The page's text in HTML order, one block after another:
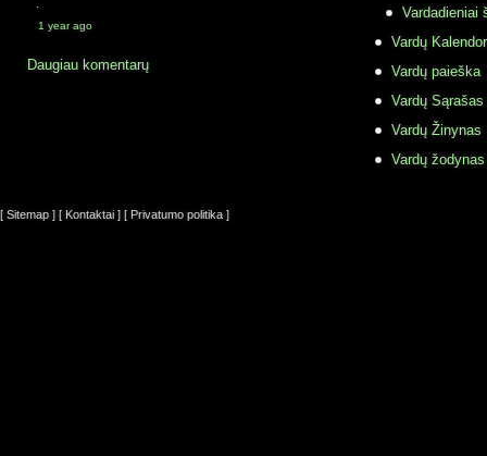
·
1 year ago
Daugiau komentarų
Vardadieniai
Vardų
Vardų paieška
Vardų Sąrašas
Vardų Žinynas
Vardų
[ Sitemap ] [ Kontaktai ] [ Privatumo politika ]